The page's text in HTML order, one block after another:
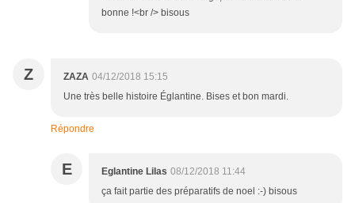
bonne !<br /> bisous
Z ZAZA 04/12/2018 15:15
Une très belle histoire Églantine. Bises et bon mardi.
Répondre
E Eglantine Lilas 08/12/2018 11:44
ça fait partie des préparatifs de noel :-) bisous